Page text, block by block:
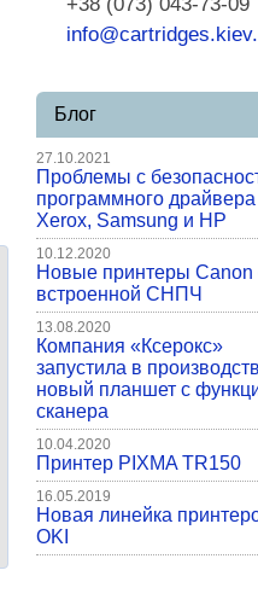
Блог
27.10.2021
Проблемы с
программного драйвера
Xerox, Samsung и HP
10.12.2020
Новые принтеры Canon
встроенной СНПЧ
13.08.2020
Компания «Ксерокс»
запустила в
новый планшет с
сканера
10.04.2020
Принтер PIXMA TR150
16.05.2019
Новая линейка
OKI